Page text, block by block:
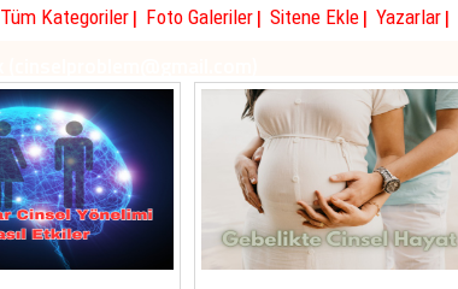
Tüm Kategoriler | Foto Galeriler | Sitene Ekle | Yazarlar |